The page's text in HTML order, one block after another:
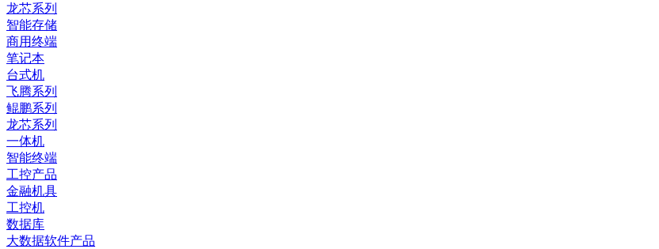
龙芯系列
智能存储
商用终端
笔记本
台式机
飞腾系列
鲲鹏系列
龙芯系列
一体机
智能终端
工控产品
金融机具
工控机
数据库
大数据软件产品